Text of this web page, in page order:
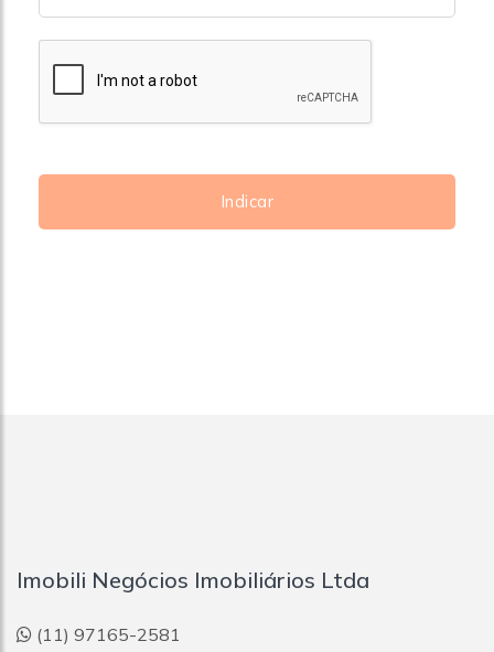
Indicar
Imobili Negócios Imobiliários Ltda
(11) 97165-2581